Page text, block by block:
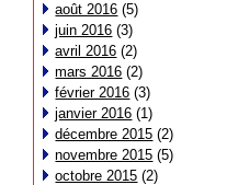
août 2016 (5)
juin 2016 (3)
avril 2016 (2)
mars 2016 (2)
février 2016 (3)
janvier 2016 (1)
décembre 2015 (2)
novembre 2015 (5)
octobre 2015 (2)